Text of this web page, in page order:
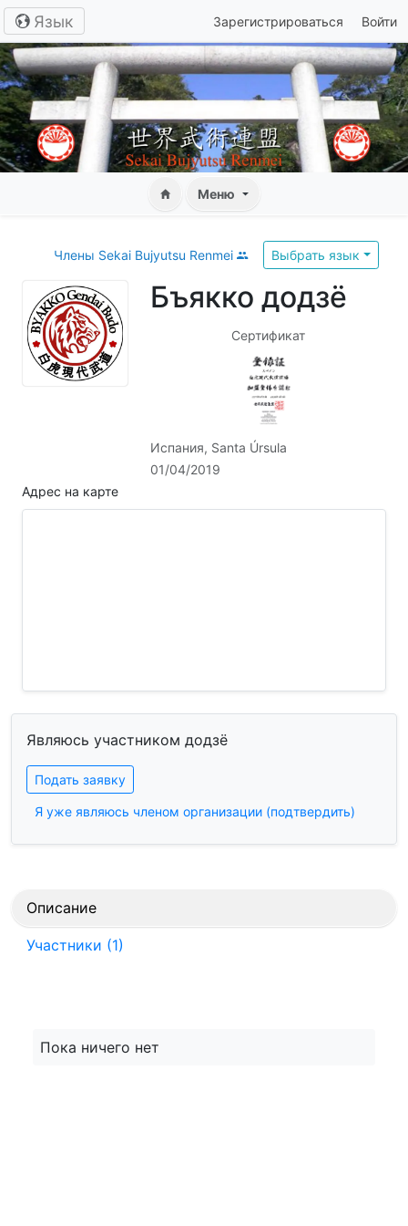
Язык Зарегистрироваться Войти
Меню
Члены Sekai Bujyutsu Renmei Выбрать язык
Бъякко додзё
Сертификат
Испания, Santa Úrsula
01/04/2019
Адрес на карте
Являюсь участником додзё
Подать заявку
Я уже являюсь членом организации (подтвердить)
Описание
Участники (1)
Пока ничего нет